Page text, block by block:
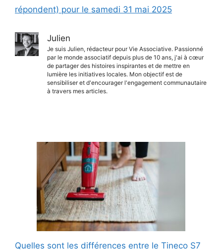
répondent) pour le samedi 31 mai 2025
Julien
Je suis Julien, rédacteur pour Vie Associative. Passionné
par le monde associatif depuis plus de 10 ans, j'ai à cœur
de partager des histoires inspirantes et de mettre en
lumière les initiatives locales. Mon objectif est de
sensibiliser et d'encourager l'engagement communautaire
à travers mes articles.
Quelles sont les différences entre le Tineco S7